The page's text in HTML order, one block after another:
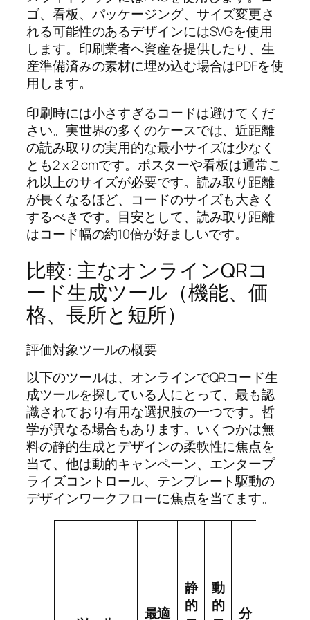
ゴ、看板、パッケージング、サイズ変更さ
れる可能性のあるデザインにはSVGを使用
します。印刷業者へ資産を提供したり、生
産準備済みの素材に埋め込む場合はPDFを使
用します。
印刷時には小さすぎるコードは避けてくだ
さい。実世界の多くのケースでは、近距離
の読み取りの実用的な最小サイズは少なく
とも2 x 2 cmです。ポスターや看板は通常こ
れ以上のサイズが必要です。読み取り距離
が長くなるほど、コードのサイズも大きく
するべきです。目安として、読み取り距離
はコード幅の約10倍が好ましいです。
比較: 主なオンラインQRコ
ード生成ツール（機能、価
格、長所と短所）
評価対象ツールの概要
以下のツールは、オンラインでQRコード生
成ツールを探している人にとって、最も認
識されており有用な選択肢の一つです。哲
学が異なる場合もあります。いくつかは無
料の静的生成とデザインの柔軟性に焦点を
当て、他は動的キャンペーン、エンタープ
ライズコントロール、テンプレート駆動の
デザインワークフローに焦点を当てます。
最適
静
的
動
的
分